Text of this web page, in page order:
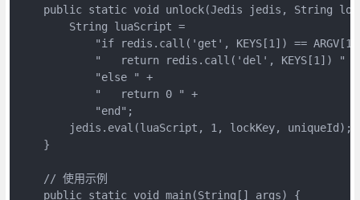
public static void unlock(Jedis jedis, String
        String luaScript =
"if redis.call('get', KEYS[1]) ==
            "   return redis.call('del', KEYS[1]) " +
            "else " +
            "   return 0 " +
            "end";
        jedis.eval(luaScript, 1, lockKey, uniqueId);
    }
    // 使用示例
    public static void main(String[] args) {